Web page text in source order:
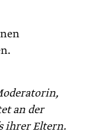
an der
ihrer Eltern.